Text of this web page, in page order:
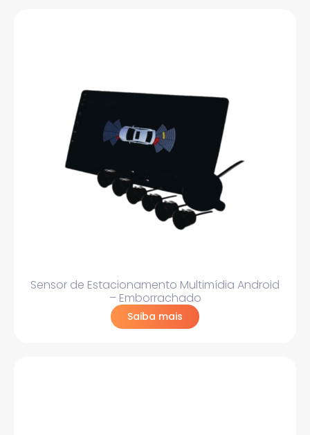
Sensor de Estacionamento Multimídia Android
– Emborrachado
Saiba mais